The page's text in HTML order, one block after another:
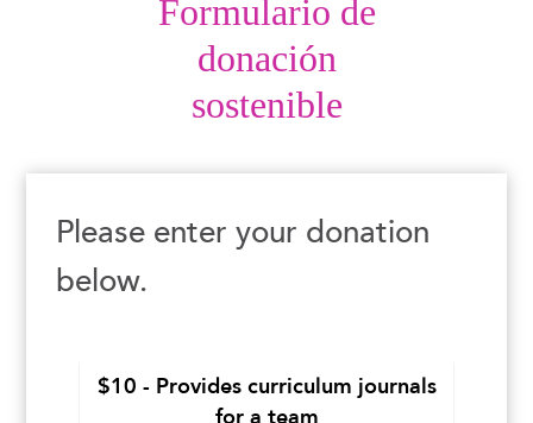
Formulario de
donación
sostenible